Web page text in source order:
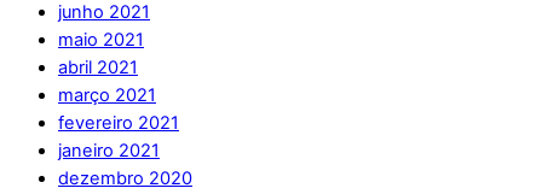
junho 2021
maio 2021
abril 2021
março 2021
fevereiro 2021
janeiro 2021
dezembro 2020